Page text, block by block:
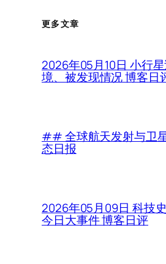
更多文章
2026年05月10日 小行
境、被发现情况 博客日
## 全球航天发射与卫
态日报
2026年05月09日 科技
今日大事件 博客日评